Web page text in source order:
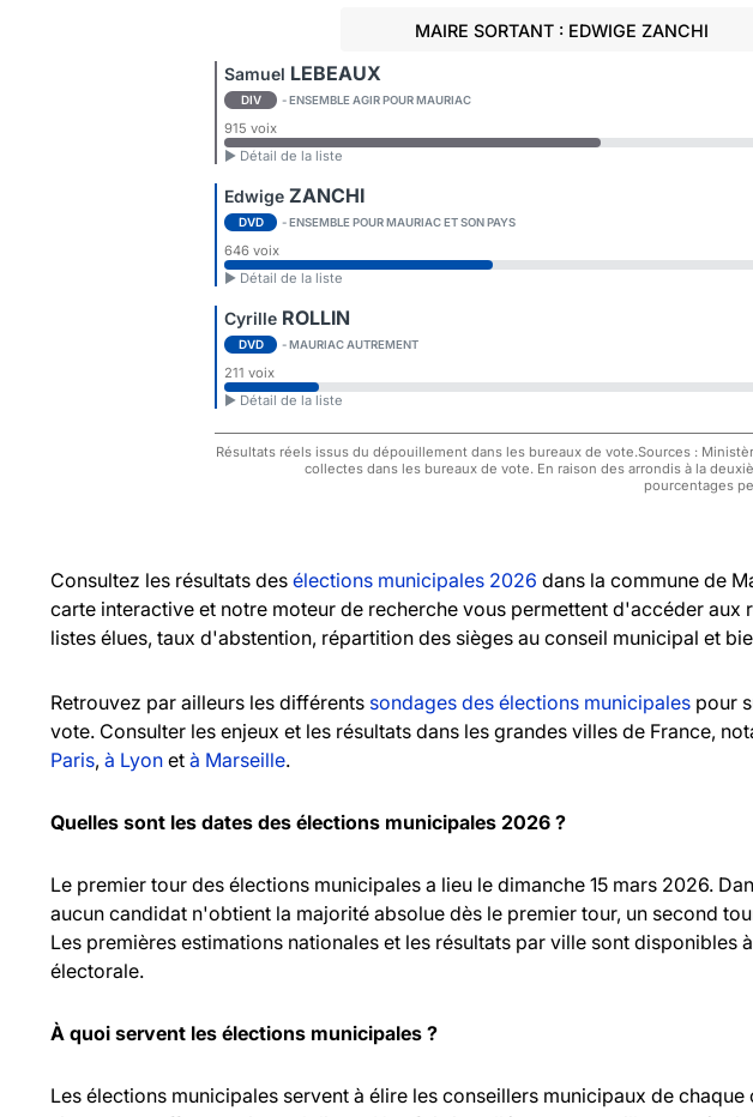
MAIRE SORTANT : EDWIGE ZANCHI
Samuel LEBEAUX
DIV - ENSEMBLE AGIR POUR MAURIAC
915 voix
► Détail de la liste
Edwige ZANCHI
DVD - ENSEMBLE POUR MAURIAC ET SON PAYS
646 voix
► Détail de la liste
Cyrille ROLLIN
DVD - MAURIAC AUTREMENT
211 voix
► Détail de la liste
Résultats réels issus du dépouillement dans les bureaux de vote.Sources :
collectes dans les bureaux de vote. En raison des arrondis à la
pourcentages
Consultez les résultats des élections municipales 2026 dans la commune de
carte interactive et notre moteur de recherche vous permettent d'accéder aux
listes élues, taux d'abstention, répartition des sièges au conseil municipal et
Retrouvez par ailleurs les différents sondages des élections municipales pour
vote. Consulter les enjeux et les résultats dans les grandes villes de France,
Paris, à Lyon et à Marseille.
Quelles sont les dates des élections municipales 2026 ?
Le premier tour des élections municipales a lieu le dimanche 15 mars 2026.
aucun candidat n'obtient la majorité absolue dès le premier tour, un second
Les premières estimations nationales et les résultats par ville sont disponibles
électorale.
À quoi servent les élections municipales ?
Les élections municipales servent à élire les conseillers municipaux de